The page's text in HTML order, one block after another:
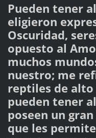
Pueden tener
eligieron
Oscuridad,
opuesto al
muchos
nuestro; me
reptiles de alto
pueden tener
poseen un
que les